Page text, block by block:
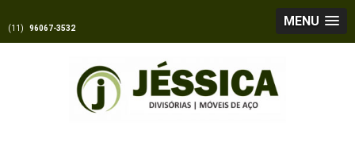
MENU
(11) 96067-3532